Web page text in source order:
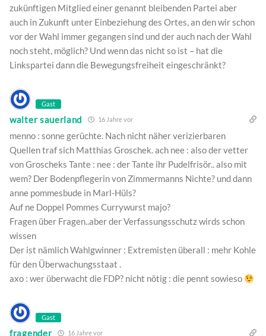
zukünftigen Mitglied einer genannt bleibenden Partei aber
auch in Zukunft unter Einbeziehung des Ortes, an den wir schon
vor der Wahl immer gegangen sind und der auch nach der Wahl
noch steht, möglich? Und wenn das nicht so ist – hat die
Linkspartei dann die Bewegungsfreiheit eingeschränkt?
Gast
walter sauerland 16 Jahre vor
menno : sonne gerüchte. Nach nicht näher verizierbaren
Quellen traf sich Matthias Groschek. ach nee : also der vetter
von Groscheks Tante : nee : der Tante ihr Pudelfrisör.. also mit
wem? Der Bodenpflegerin von Zimmermanns Nichte? und dann
anne pommesbude in Marl-Hüls?
Auf ne Doppel Pommes Currywurst majo?
Fragen über Fragen..aber der Verfassungsschutz wirds schon
wissen
Der ist nämlich Wahlgwinner : Extremisten überall : mehr Kohle
für den Überwachungsstaat .
axo : wer überwacht die FDP? nicht nötig : die pennt sowieso
Gast
fragender 16 Jahre vor